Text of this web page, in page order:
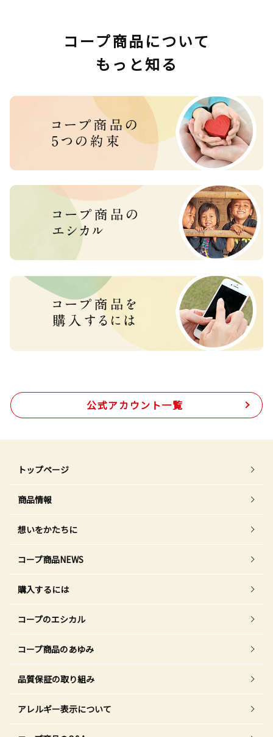
コープ商品について
もっと知る
公式アカウント一覧
トップページ
商品情報
想いをかたちに
コープ商品NEWS
購入するには
コープのエシカル
コープ商品のあゆみ
品質保証の取り組み
アレルギー表示について